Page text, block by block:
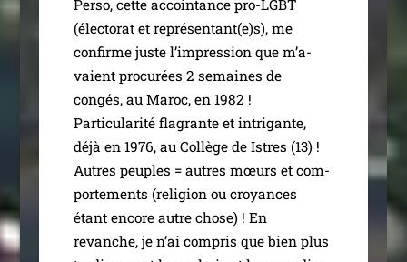
Perso, cette accoin­tance pro-LGBT
(élec­to­rat et représentant(e)s), me
confirme juste l’im­pres­sion que m’a­
vaient pro­cu­rées 2 semaines de
congés, au Maroc, en 1982 !
Particularité fla­grante et intri­gante,
déjà en 1976, au Collège de Istres (13) !
Autres peuples = autres mœurs et com­
por­te­ments (reli­gion ou croyances
étant encore autre chose) ! En
revanche, je n’ai com­pris que bien plus